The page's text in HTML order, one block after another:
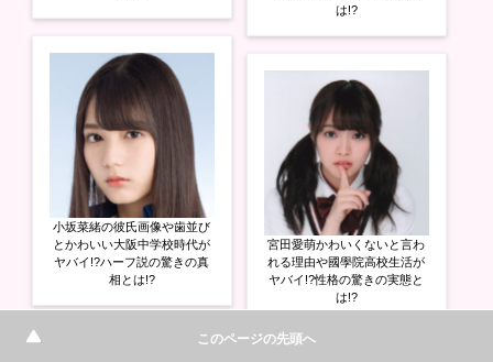
小坂菜緒の彼氏画像や歯並び
とかわいい大阪中学校時代が
ヤバイ!?ハーフ説の驚きの真
相とは!?
は!?
宮田愛萌かわいくないと言わ
れる理由や國學院高校生活が
ヤバイ!?性格の驚きの実態と
は!?
このページの先頭へ